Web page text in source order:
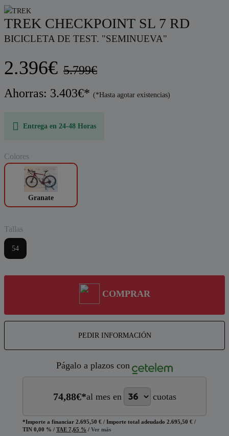
TREK CHECKPOINT SL 7 RD
BICICLETA DE TEST. "SEMINUEVA"
2.396€ 5.799€
Ahorras: 3.403€* (*Hasta agotar existencias)
Entrega en 24-48 Horas
Colores
Granate
Tallas
54
COMPRAR
PEDIR INFORMACIÓN
Págalo a plazos con
74,88€*al mes en cuotas
*Importe a financiar 2.695,50 € / Importe total adeudado 2.695,50 € /
TIN 0,00 % / TAE 7,65 % / Ver más